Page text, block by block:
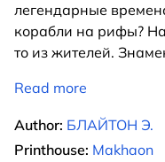
легендарные
корабли на рифы?
то из жителей.
Read more
Author: БЛАЙТОН Э.
Printhouse: Makhaon